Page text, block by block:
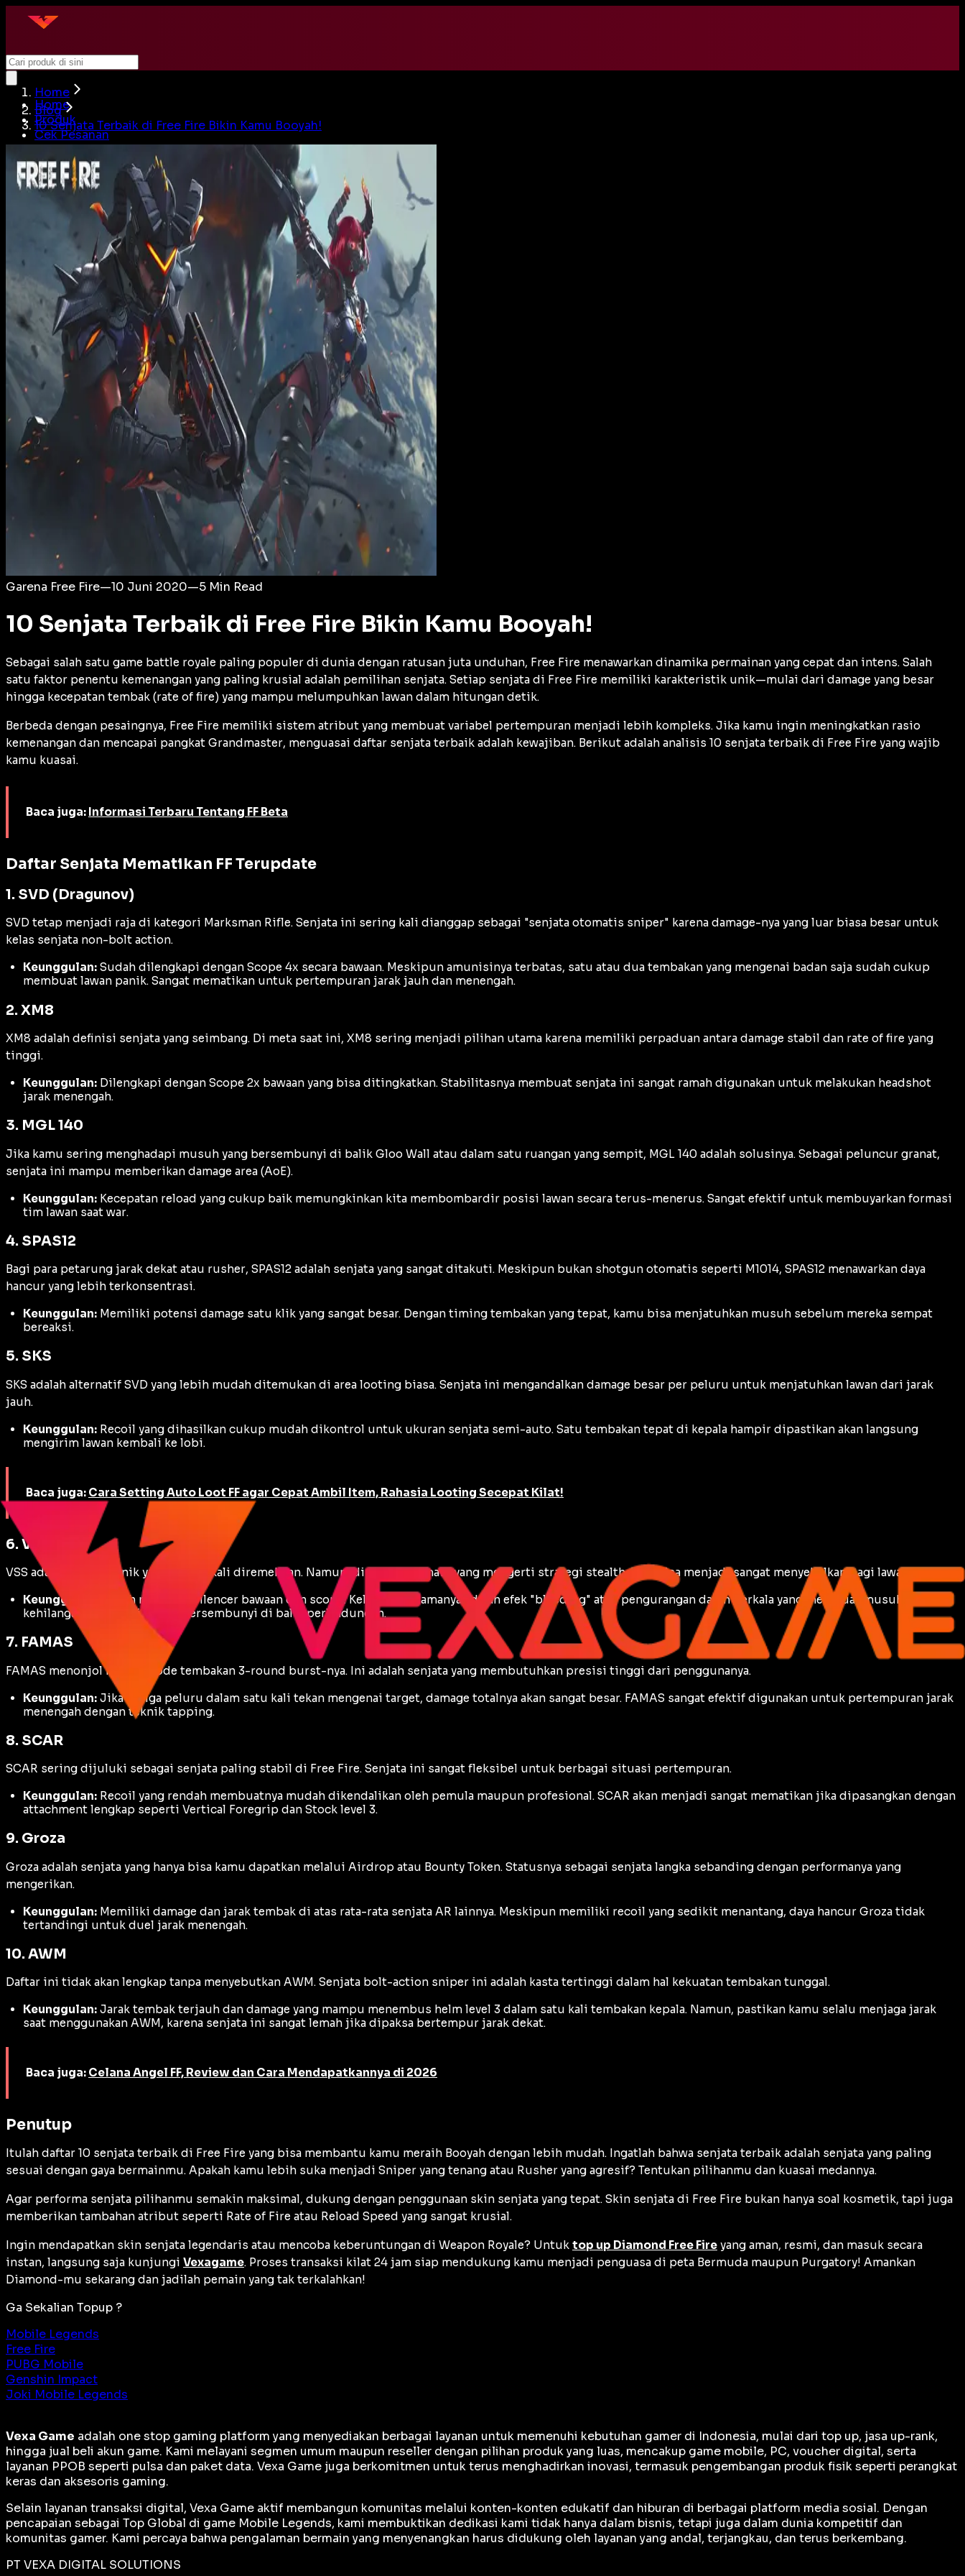
Home
Produk
Cek Pesanan
Beli Akun
Jual Akun
Cari
Produk
Cek Pesanan
Artikel
Beli Akun
Jual Akun
Login
Home
Blog
10 Senjata Terbaik di Free Fire Bikin Kamu Booyah!
Garena Free Fire—10 Juni 2020—5 Min Read
10 Senjata Terbaik di Free Fire Bikin Kamu Booyah!
Sebagai salah satu game battle royale paling populer di dunia dengan ratusan juta unduhan, Free Fire menawarkan dinamika permainan yang cepat dan intens. Salah
satu faktor penentu kemenangan yang paling krusial adalah pemilihan senjata. Setiap senjata di Free Fire memiliki karakteristik unik—mulai dari damage yang besar
hingga kecepatan tembak (rate of fire) yang mampu melumpuhkan lawan dalam hitungan detik.
Berbeda dengan pesaingnya, Free Fire memiliki sistem atribut yang membuat variabel pertempuran menjadi lebih kompleks. Jika kamu ingin meningkatkan rasio
kemenangan dan mencapai pangkat Grandmaster, menguasai daftar senjata terbaik adalah kewajiban. Berikut adalah analisis 10 senjata terbaik di Free Fire yang wajib
kamu kuasai.
Baca juga: Informasi Terbaru Tentang FF Beta
Daftar Senjata Mematikan FF Terupdate
1. SVD (Dragunov)
SVD tetap menjadi raja di kategori Marksman Rifle. Senjata ini sering kali dianggap sebagai "senjata otomatis sniper" karena damage-nya yang luar biasa besar untuk
kelas senjata non-bolt action.
Keunggulan: Sudah dilengkapi dengan Scope 4x secara bawaan. Meskipun amunisinya terbatas, satu atau dua tembakan yang mengenai badan saja sudah cukup
membuat lawan panik. Sangat mematikan untuk pertempuran jarak jauh dan menengah.
2. XM8
XM8 adalah definisi senjata yang seimbang. Di meta saat ini, XM8 sering menjadi pilihan utama karena memiliki perpaduan antara damage stabil dan rate of fire yang
tinggi.
Keunggulan: Dilengkapi dengan Scope 2x bawaan yang bisa ditingkatkan. Stabilitasnya membuat senjata ini sangat ramah digunakan untuk melakukan headshot
jarak menengah.
3. MGL 140
Jika kamu sering menghadapi musuh yang bersembunyi di balik Gloo Wall atau dalam satu ruangan yang sempit, MGL 140 adalah solusinya. Sebagai peluncur granat,
senjata ini mampu memberikan damage area (AoE).
Keunggulan: Kecepatan reload yang cukup baik memungkinkan kita membombardir posisi lawan secara terus-menerus. Sangat efektif untuk membuyarkan formasi
tim lawan saat war.
4. SPAS12
Bagi para petarung jarak dekat atau rusher, SPAS12 adalah senjata yang sangat ditakuti. Meskipun bukan shotgun otomatis seperti M1014, SPAS12 menawarkan daya
hancur yang lebih terkonsentrasi.
Keunggulan: Memiliki potensi damage satu klik yang sangat besar. Dengan timing tembakan yang tepat, kamu bisa menjatuhkan musuh sebelum mereka sempat
bereaksi.
5. SKS
SKS adalah alternatif SVD yang lebih mudah ditemukan di area looting biasa. Senjata ini mengandalkan damage besar per peluru untuk menjatuhkan lawan dari jarak
jauh.
Keunggulan: Recoil yang dihasilkan cukup mudah dikontrol untuk ukuran senjata semi-auto. Satu tembakan tepat di kepala hampir dipastikan akan langsung
mengirim lawan kembali ke lobi.
Baca juga: Cara Setting Auto Loot FF agar Cepat Ambil Item, Rahasia Looting Secepat Kilat!
6. VSS
VSS adalah senjata unik yang sering kali diremehkan. Namun, di tangan pemain yang mengerti strategi stealth, VSS bisa menjadi sangat menyebalkan bagi lawan.
Keunggulan:
Sudah memiliki silencer bawaan dan scope . Kelebihan utamanya adalah efek "bleeding" atau pengurangan darah berkala yang membuat musuh terus
kehilangan HP meski sudah bersembunyi di balik perlindungan.
7. FAMAS
FAMAS menonjol karena mode tembakan 3-round burst-nya. Ini adalah senjata yang membutuhkan presisi tinggi dari penggunanya.
Keunggulan: Jika ketiga peluru dalam satu kali tekan mengenai target, damage totalnya akan sangat besar. FAMAS sangat efektif digunakan untuk pertempuran jarak
menengah dengan teknik tapping.
8. SCAR
SCAR sering dijuluki sebagai senjata paling stabil di Free Fire. Senjata ini sangat fleksibel untuk berbagai situasi pertempuran.
Keunggulan: Recoil yang rendah membuatnya mudah dikendalikan oleh pemula maupun profesional. SCAR akan menjadi sangat mematikan jika dipasangkan dengan
attachment lengkap seperti Vertical Foregrip dan Stock level 3.
9. Groza
Groza adalah senjata yang hanya bisa kamu dapatkan melalui Airdrop atau Bounty Token. Statusnya sebagai senjata langka sebanding dengan performanya yang
mengerikan.
Keunggulan: Memiliki damage dan jarak tembak di atas rata-rata senjata AR lainnya. Meskipun memiliki recoil yang sedikit menantang, daya hancur Groza tidak
tertandingi untuk duel jarak menengah.
10. AWM
Daftar ini tidak akan lengkap tanpa menyebutkan AWM. Senjata bolt-action sniper ini adalah kasta tertinggi dalam hal kekuatan tembakan tunggal.
Keunggulan: Jarak tembak terjauh dan damage yang mampu menembus helm level 3 dalam satu kali tembakan kepala. Namun, pastikan kamu selalu menjaga jarak
saat menggunakan AWM, karena senjata ini sangat lemah jika dipaksa bertempur jarak dekat.
Baca juga: Celana Angel FF, Review dan Cara Mendapatkannya di 2026
Penutup
Itulah daftar 10 senjata terbaik di Free Fire yang bisa membantu kamu meraih Booyah dengan lebih mudah. Ingatlah bahwa senjata terbaik adalah senjata yang paling
sesuai dengan gaya bermainmu. Apakah kamu lebih suka menjadi Sniper yang tenang atau Rusher yang agresif? Tentukan pilihanmu dan kuasai medannya.
Agar performa senjata pilihanmu semakin maksimal, dukung dengan penggunaan skin senjata yang tepat. Skin senjata di Free Fire bukan hanya soal kosmetik, tapi juga
memberikan tambahan atribut seperti Rate of Fire atau Reload Speed yang sangat krusial.
Ingin mendapatkan skin senjata legendaris atau mencoba keberuntungan di Weapon Royale? Untuk top up Diamond Free Fire yang aman, resmi, dan masuk secara
instan, langsung saja kunjungi Vexagame. Proses transaksi kilat 24 jam siap mendukung kamu menjadi penguasa di peta Bermuda maupun Purgatory! Amankan
Diamond-mu sekarang dan jadilah pemain yang tak terkalahkan!
Ga Sekalian Topup ?
Mobile Legends
Free Fire
PUBG Mobile
Genshin Impact
Joki Mobile Legends
Vexa Game adalah one stop gaming platform yang menyediakan berbagai layanan untuk memenuhi kebutuhan gamer di Indonesia, mulai dari top up, jasa up-rank,
hingga jual beli akun game. Kami melayani segmen umum maupun reseller dengan pilihan produk yang luas, mencakup game mobile, PC, voucher digital, serta
layanan PPOB seperti pulsa dan paket data. Vexa Game juga berkomitmen untuk terus menghadirkan inovasi, termasuk pengembangan produk fisik seperti perangkat
keras dan aksesoris gaming.
Selain layanan transaksi digital, Vexa Game aktif membangun komunitas melalui konten-konten edukatif dan hiburan di berbagai platform media sosial. Dengan
pencapaian sebagai Top Global di game Mobile Legends, kami membuktikan dedikasi kami tidak hanya dalam bisnis, tetapi juga dalam dunia kompetitif dan
komunitas gamer. Kami percaya bahwa pengalaman bermain yang menyenangkan harus didukung oleh layanan yang andal, terjangkau, dan terus berkembang.
PT VEXA DIGITAL SOLUTIONS